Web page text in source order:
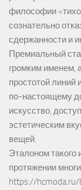
философии
сознательно
сдержанности и
Премиальный
громким именем,
простотой
по-настоящему
искусство,
эстетическим
вещей.
Эталоном такого
протяжении
https://